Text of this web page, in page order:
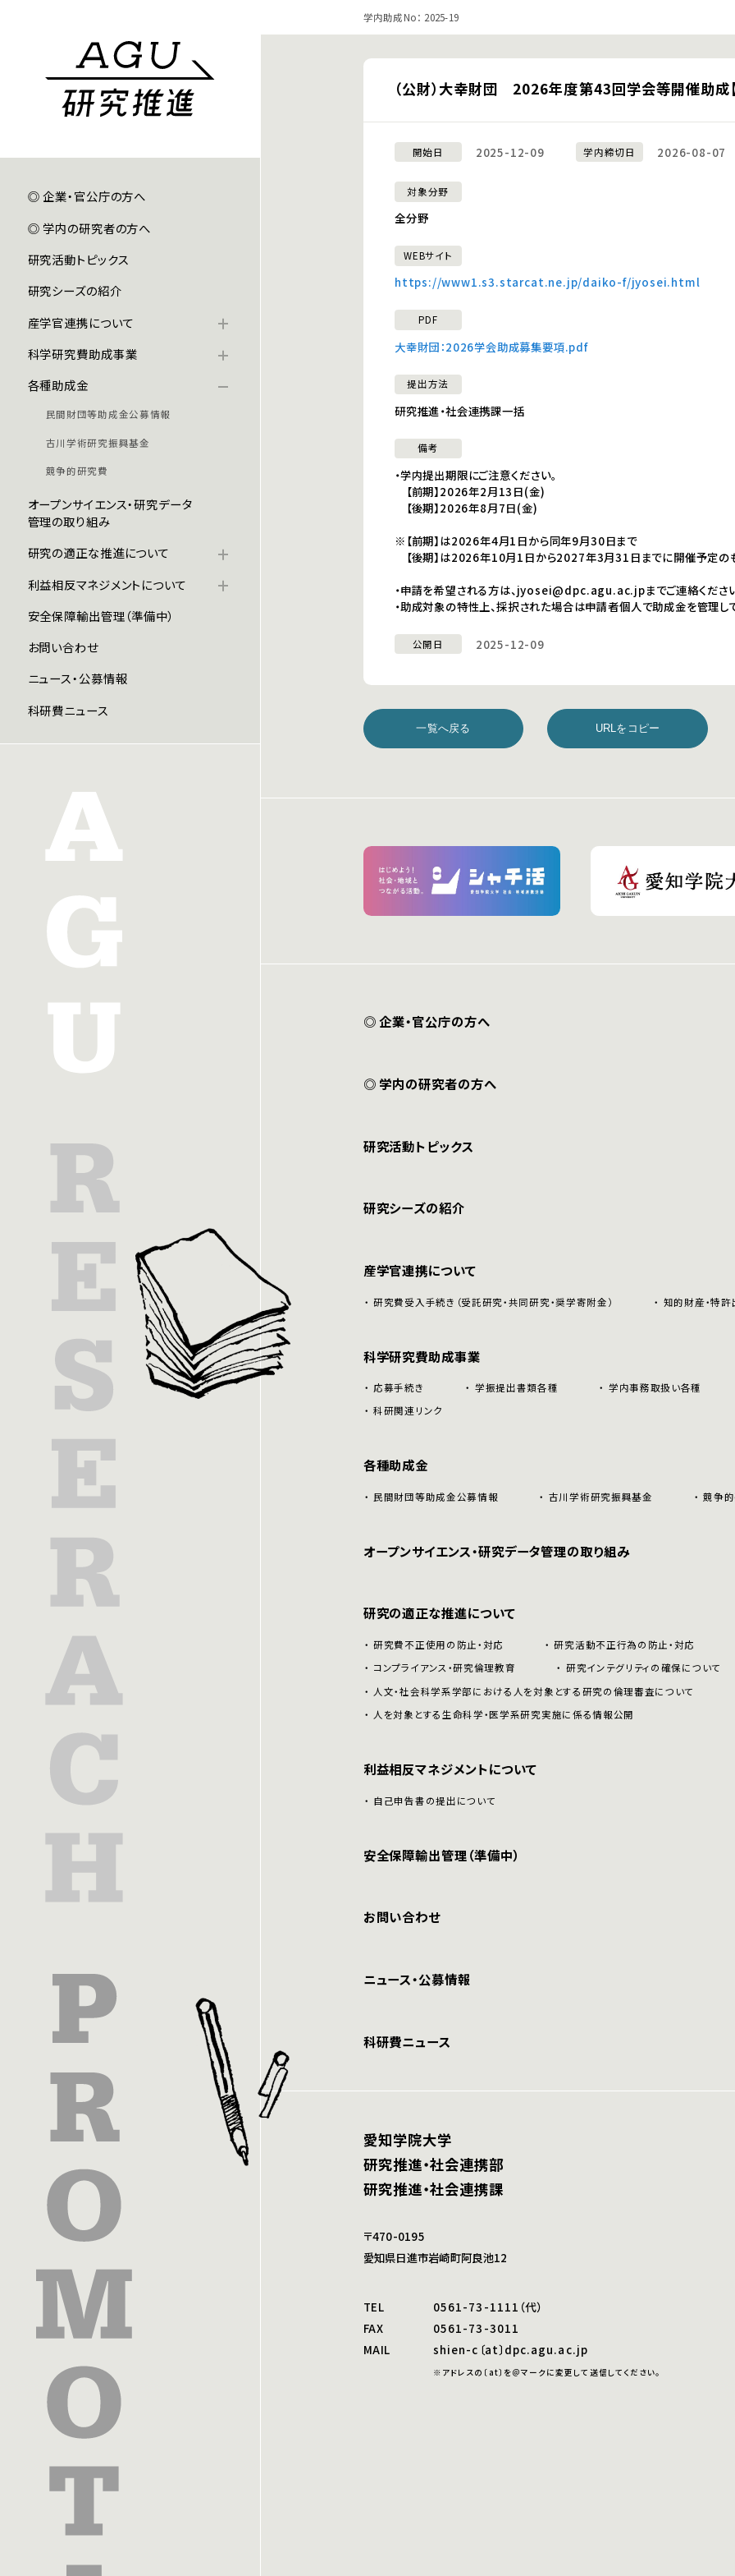
◎ 企業・官公庁の方へ
◎ 学内の研究者の方へ
研究活動トピックス
研究シーズの紹介
産学官連携について
科学研究費助成事業
各種助成金
民間財団等助成金公募情報
古川学術研究振興基金
競争的研究費
オープンサイエンス・研究データ
管理の取り組み
研究の適正な推進について
利益相反マネジメントについて
安全保障輸出管理（準備中）
お問い合わせ
ニュース・公募情報
科研費ニュース
学内助成No： 2025-19
（公財）大幸財団 2026年度第43回学会等開催助成【
開始日 2025-12-09 学内締切日 2026-08-07
対象分野
全分野
WEBサイト
https://www1.s3.starcat.ne.jp/daiko-f/jyosei.html
PDF
大幸財団：2026学会助成募集要項.pdf
提出方法
研究推進・社会連携課一括
備考
・学内提出期限にご注意ください。
【前期】2026年2月13日(金)
【後期】2026年8月7日(金)
※【前期】は2026年4月1日から同年9月30日まで
【後期】は2026年10月1日から2027年3月31日までに開催予定の
・申請を希望される方は、jyosei@dpc.agu.ac.jpまでご連絡ください
・助成対象の特性上、採択された場合は申請者個人で助成金を管理し
公開日 2025-12-09
一覧へ戻る URLをコピー
◎ 企業・官公庁の方へ
◎ 学内の研究者の方へ
研究活動トピックス
研究シーズの紹介
産学官連携について
研究費受入手続き（受託研究・共同研究・奨学寄附金） 知的財産・特許
科学研究費助成事業
応募手続き 学振提出書類各種 学内事務取扱い各種
科研関連リンク
各種助成金
民間財団等助成金公募情報 古川学術研究振興基金 競争
オープンサイエンス・研究データ管理の取り組み
研究の適正な推進について
研究費不正使用の防止・対応 研究活動不正行為の防止・対応
コンプライアンス・研究倫理教育
研究インテグリティの確保について
人文・社会科学系学部における人を対象とする研究の倫理審査について
人を対象とする生命科学・医学系研究実施に係る情報公開
利益相反マネジメントについて
自己申告書の提出について
安全保障輸出管理（準備中）
お問い合わせ
ニュース・公募情報
科研費ニュース
愛知学院大学
研究推進・社会連携部
研究推進・社会連携課
〒470-0195
愛知県日進市岩崎町阿良池12
TEL
0561-73-1111（代）
FAX
0561-73-3011
MAIL
shien-c〔at〕dpc.agu.ac.jp
※アドレスの〔at〕を＠マークに変更して送信してください。